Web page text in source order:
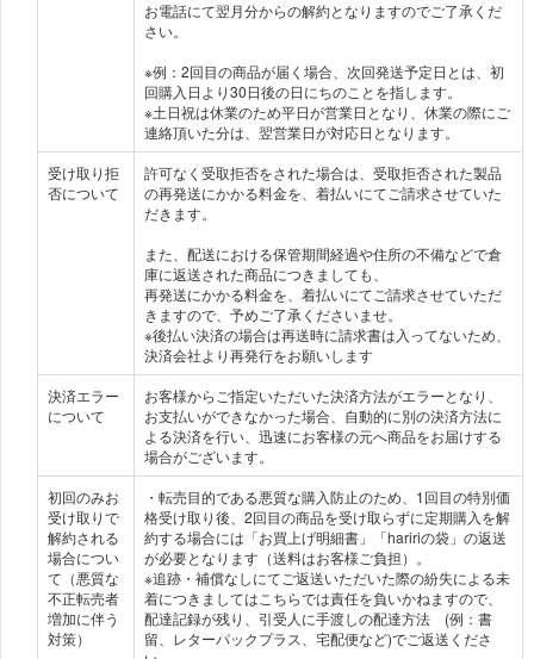
お電話にて翌月分からの解約となりますのでご了承くだ
さい。
※例：2回目の商品が届く場合、次回発送予定日とは、初
回購入日より30日後の日にちのことを指します。
※土日祝は休業のため平日が営業日となり、休業の際にご
連絡頂いた分は、翌営業日が対応日となります。
受け取り拒
否について
許可なく受取拒否をされた場合は、受取拒否された製品
の再発送にかかる料金を、着払いにてご請求させていた
だきます。
また、配送における保管期間経過や住所の不備などで倉
庫に返送された商品につきましても、
再発送にかかる料金を、着払いにてご請求させていただ
きますので、予めご了承くださいませ。
※後払い決済の場合は再送時に請求書は入ってないため、
決済会社より再発行をお願いします
決済エラー
について
お客様からご指定いただいた決済方法がエラーとなり、
お支払いができなかった場合、自動的に別の決済方法に
よる決済を行い、迅速にお客様の元へ商品をお届けする
場合がございます。
初回のみお
受け取りで
解約される
場合につい
て（悪質な
不正転売者
増加に伴う
対策）
・転売目的である悪質な購入防止のため、1回目の特別価
格受け取り後、2回目の商品を受け取らずに定期購入を解
約する場合には「お買上げ明細書」「haririの袋」の返送
が必要となります（送料はお客様ご負担）。
※追跡・補償なしにてご返送いただいた際の紛失による未
着につきましてはこちらでは責任を負いかねますので、
配達記録が残り、引受人に手渡しの配達方法 (例：書
留、レターパックプラス、宅配便など)でご返送くださ